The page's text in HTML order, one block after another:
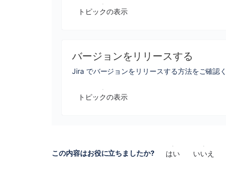
トピックの表示
バージョンをリリースする
Jira でバージョンをリリースする方法をご確認く
トピックの表示
この内容はお役に立ちましたか? はい いいえ